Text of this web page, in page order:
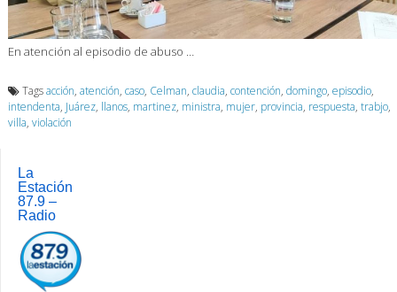
En atención al episodio de abuso …
Tagsacción, atención, caso, Celman, claudia, contención, domingo, episodio,
intendenta, Juárez, llanos, martinez, ministra, mujer, provincia, respuesta, trabjo,
villa, violación
La
Estación
87.9 –
Radio